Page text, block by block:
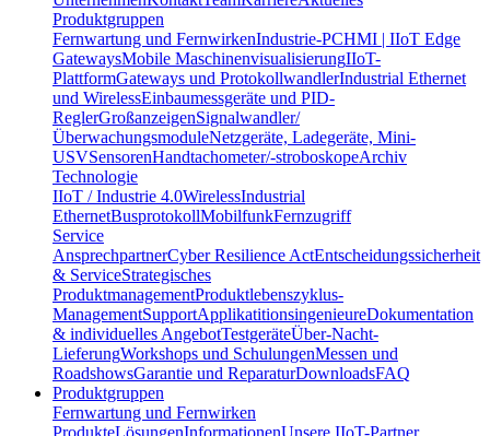
Produktgruppen
Fernwartung und FernwirkenIndustrie-PCHMI | IIoT Edge
GatewaysMobile MaschinenvisualisierungIIoT-
PlattformGateways und ProtokollwandlerIndustrial Ethernet
und WirelessEinbaumessgeräte und PID-
ReglerGroßanzeigenSignalwandler/
ÜberwachungsmoduleNetzgeräte, Ladegeräte, Mini-
USVSensorenHandtachometer/-stroboskopeArchiv
Technologie
IIoT / Industrie 4.0WirelessIndustrial
EthernetBusprotokollMobilfunkFernzugriff
Service
AnsprechpartnerCyber Resilience ActEntscheidungssicherheit
& ServiceStrategisches
ProduktmanagementProduktlebenszyklus-
ManagementSupportApplikatitionsingenieureDokumentation
& individuelles AngebotTestgeräteÜber-Nacht-
LieferungWorkshops und SchulungenMessen und
RoadshowsGarantie und ReparaturDownloadsFAQ
Produktgruppen
Fernwartung und Fernwirken
ProdukteLösungenInformationenUnsere IIoT-Partner